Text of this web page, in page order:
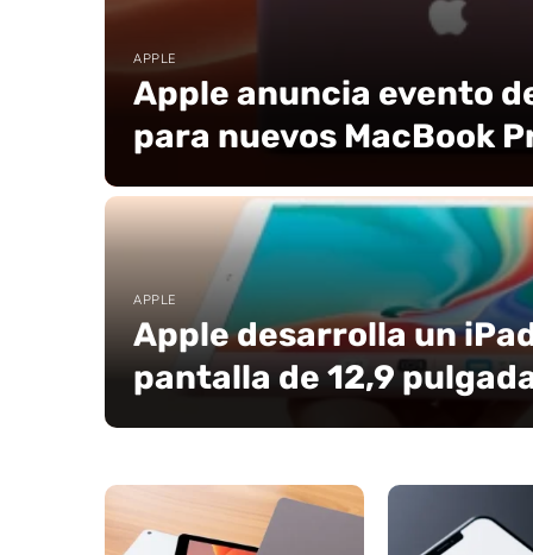
APPLE
Apple anuncia evento
para nuevos MacBook
APPLE
Apple desarrolla un
pantalla de 12,9